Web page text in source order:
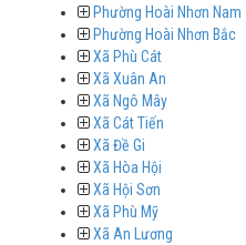
Phường Hoài Nhơn Nam
Phường Hoài Nhơn Bắc
Xã Phù Cát
Xã Xuân An
Xã Ngô Mây
Xã Cát Tiến
Xã Đề Gi
Xã Hòa Hội
Xã Hội Sơn
Xã Phù Mỹ
Xã An Lương